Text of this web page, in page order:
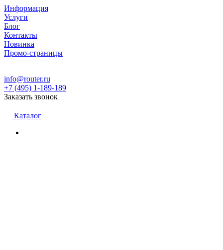
Информация
Услуги
Блог
Контакты
Новинка
Промо-страницы
info@router.ru
+7 (495) 1-189-189
Заказать звонок
Каталог